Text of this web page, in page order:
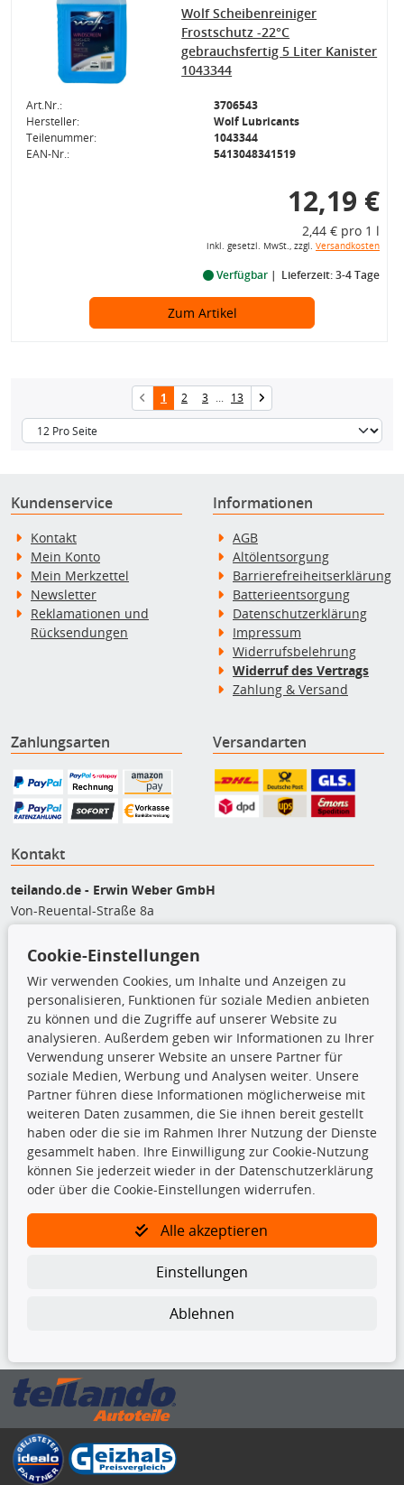
Wolf Scheibenreiniger
Frostschutz -22°C
gebrauchsfertig 5 Liter Kanister
1043344
Art.Nr.:
3706543
Hersteller:
Wolf Lubricants
Teilenummer:
1043344
EAN-Nr.:
5413048341519
12,19 €
2,44 € pro 1 l
inkl. gesetzl. MwSt., zzgl. Versandkosten
Verfügbar Lieferzeit: 3-4 Tage
Zum Artikel
1 2 3 ... 13
Kundenservice
Kontakt
Mein Konto
Mein Merkzettel
Newsletter
Reklamationen und
Rücksendungen
Informationen
AGB
Altölentsorgung
Barrierefreiheitserklärung
Batterieentsorgung
Datenschutzerklärung
Impressum
Widerrufsbelehrung
Widerruf des Vertrags
Zahlung & Versand
Zahlungsarten Versandarten
Kontakt
teilando.de - Erwin Weber GmbH
Von-Reuental-Straße 8a
+49 (0) 8165 / 5093200
shop@teilando.de
Top Produkte
Beleuchtung
Bremsbeläge
Bremsscheiben
Kupplungssatz
Querlenker
Radlager
Stoßdämpfer
TecDoc Inside
Die hier angezeigten Daten insbesondere die gesamte Datenbank dürfen
Es ist zu unterlassen, die Daten oder die gesamte Datenbank ohne
vorherige Zustimmung von TecDoc zu vervielfältigen, zu verbreiten
und/oder diese Handlungen durch Dritte ausführen zu lassen. Ein
Zuwiderhandeln stellt eine Urheberrechtsverletzung dar und wird verfolgt.
Bitte prüfen Sie, ob das über unseren Onlineshop identifizierte Ersatzteil
auch tatsächlich dem gesuchten Ersatzteil entspricht.
Cookie-Einstellungen
Wir verwenden Cookies, um Inhalte und Anzeigen zu
personalisieren, Funktionen für soziale Medien anbieten
zu können und die Zugriffe auf unserer Website zu
analysieren. Außerdem geben wir Informationen zu Ihrer
Verwendung unserer Website an unsere Partner für
soziale Medien, Werbung und Analysen weiter. Unsere
Partner führen diese Informationen möglicherweise mit
weiteren Daten zusammen, die Sie ihnen bereit gestellt
haben oder die sie im Rahmen Ihrer Nutzung der Dienste
gesammelt haben. Ihre Einwilligung zur Cookie-Nutzung
können Sie jederzeit wieder in der Datenschutzerklärung
oder über die Cookie-Einstellungen widerrufen.
Alle akzeptieren
Einstellungen
Ablehnen